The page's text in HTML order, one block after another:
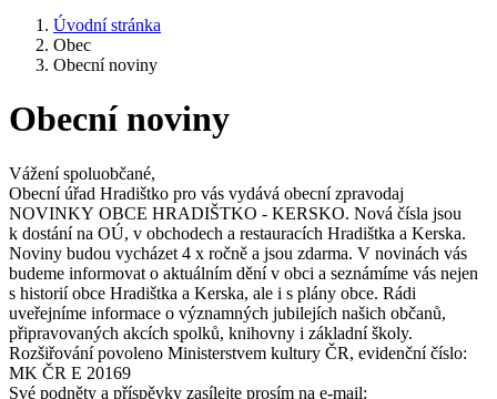
Úvodní stránka
Obec
Obecní noviny
Obecní noviny
Vážení spoluobčané,
Obecní úřad Hradištko pro vás vydává obecní zpravodaj
NOVINKY OBCE HRADIŠTKO - KERSKO. Nová čísla jsou
k dostání na OÚ, v obchodech a restauracích Hradištka a Kerska.
Noviny budou vycházet 4 x ročně a jsou zdarma. V novinách vás
budeme informovat o aktuálním dění v obci a seznámíme vás nejen
s historií obce Hradištka a Kerska, ale i s plány obce. Rádi
uveřejníme informace o významných jubilejích našich občanů,
připravovaných akcích spolků, knihovny i základní školy.
Rozšiřování povoleno Ministerstvem kultury ČR, evidenční číslo:
MK ČR E 20169
Své podněty a příspěvky zasílejte prosím na e-mail: